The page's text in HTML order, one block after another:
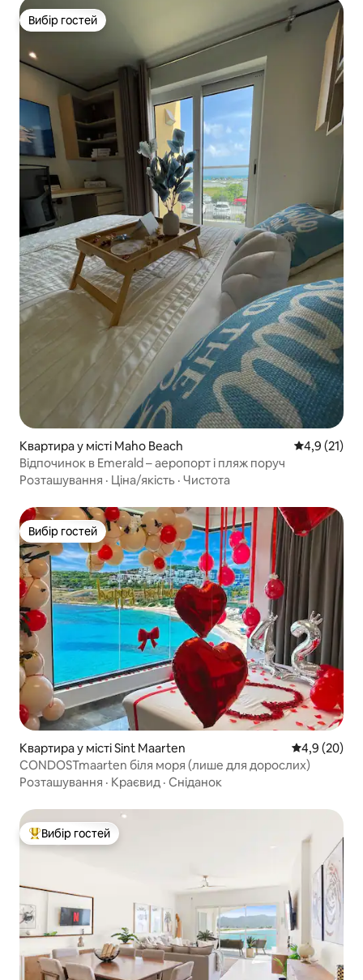
Вибір гостей
Вибір гостей
Квартира у місті Maho Beach Середня
4,9 (21)
Відпочинок в Emerald – аеропорт і пляж поруч
Розташування · Ціна/якість · Чистота
Вибір гостей
Вибір гостей
Квартира у місті Sint Maarten Середня
4,9 (20)
CONDOSTmaarten біля моря (лише для дорослих)
Розташування · Краєвид · Сніданок
Топ вибір гостей
Вибір гостей